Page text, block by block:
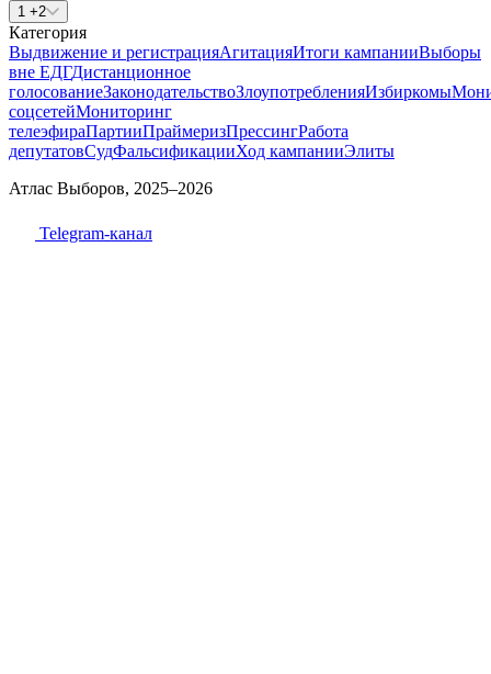
1 +2
Категория
Выдвижение и регистрацияАгитацияИтоги кампанииВыборы
вне ЕДГДистанционное
голосованиеЗаконодательствоЗлоупотребленияИзбиркомы
соцсетейМониторинг
телеэфираПартииПраймеризПрессингРабота
депутатовСудФальсификацииХод кампанииЭлиты
Атлас Выборов, 2025–2026
Telegram-канал